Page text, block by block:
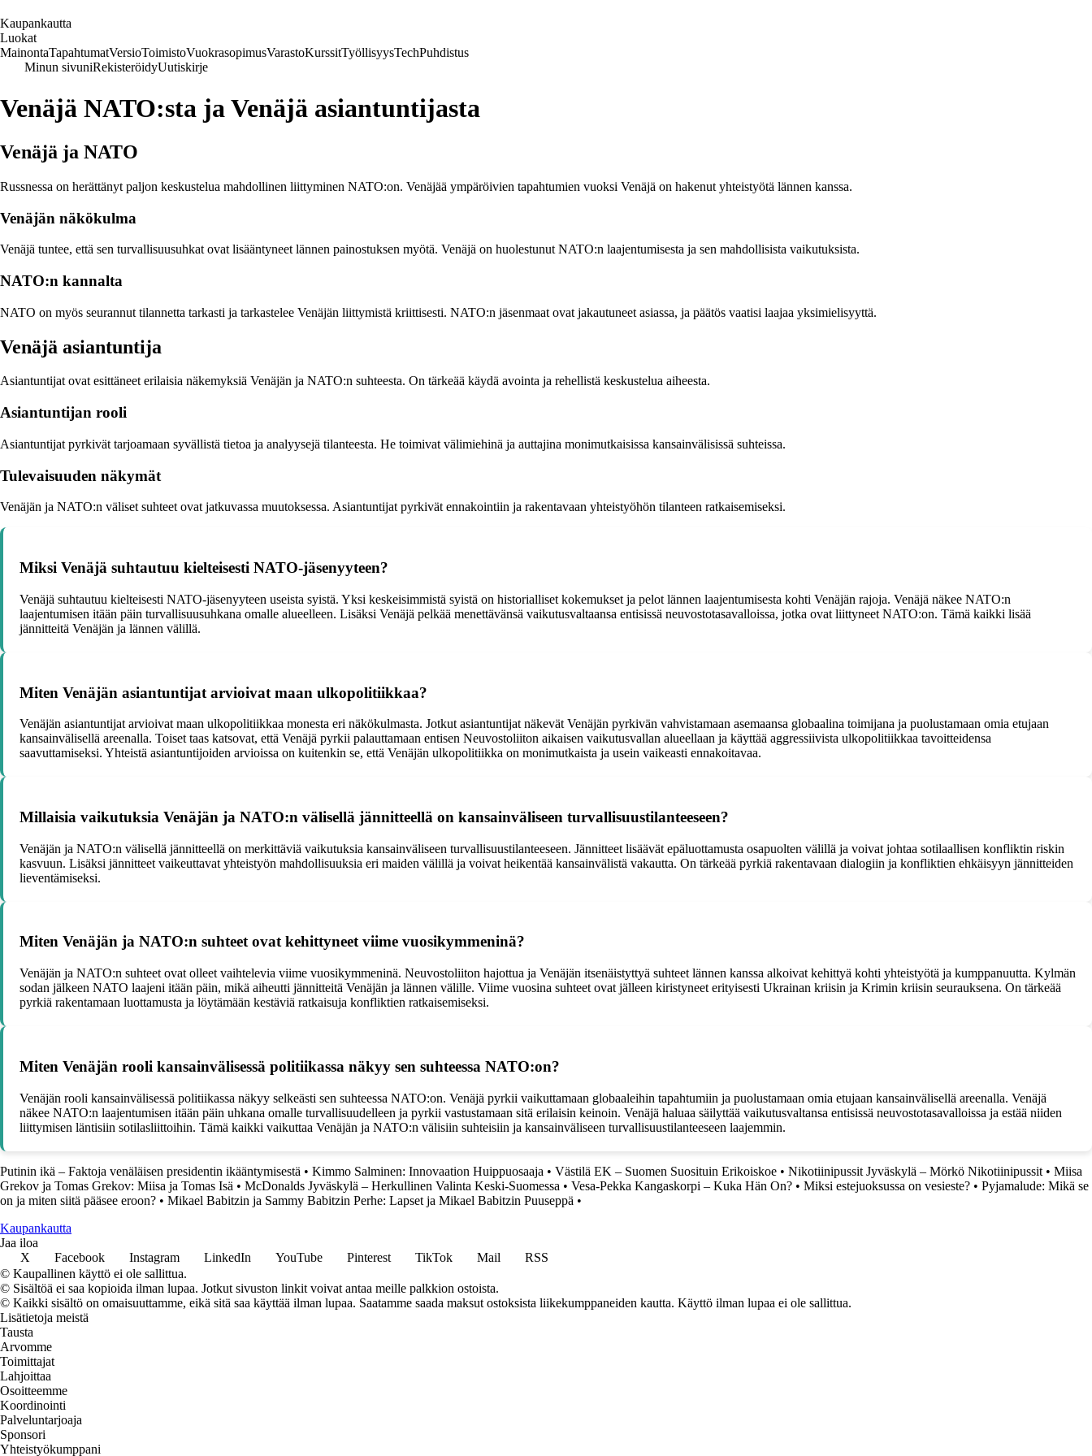
Kaupankautta
Luokat
MainontaTapahtumatVersioToimistoVuokrasopimusVarastoKurssitTyöllisyysTechPuhdistus
Minun sivuniRekisteröidyUutiskirje
Venäjä NATO:sta ja Venäjä asiantuntijasta
Venäjä ja NATO
Russnessa on herättänyt paljon keskustelua mahdollinen liittyminen NATO:on. Venäjää ympäröivien tapahtumien vuoksi Venäjä on hakenut yhteistyötä lännen kanssa.
Venäjän näkökulma
Venäjä tuntee, että sen turvallisuusuhkat ovat lisääntyneet lännen painostuksen myötä. Venäjä on huolestunut NATO:n laajentumisesta ja sen mahdollisista vaikutuksista.
NATO:n kannalta
NATO on myös seurannut tilannetta tarkasti ja tarkastelee Venäjän liittymistä kriittisesti. NATO:n jäsenmaat ovat jakautuneet asiassa, ja päätös vaatisi laajaa yksimielisyyttä.
Venäjä asiantuntija
Asiantuntijat ovat esittäneet erilaisia näkemyksiä Venäjän ja NATO:n suhteesta. On tärkeää käydä avointa ja rehellistä keskustelua aiheesta.
Asiantuntijan rooli
Asiantuntijat pyrkivät tarjoamaan syvällistä tietoa ja analyysejä tilanteesta. He toimivat välimiehinä ja auttajina monimutkaisissa kansainvälisissä suhteissa.
Tulevaisuuden näkymät
Venäjän ja NATO:n väliset suhteet ovat jatkuvassa muutoksessa. Asiantuntijat pyrkivät ennakointiin ja rakentavaan yhteistyöhön tilanteen ratkaisemiseksi.
Miksi Venäjä suhtautuu kielteisesti NATO-jäsenyyteen?
Venäjä suhtautuu kielteisesti NATO-jäsenyyteen useista syistä. Yksi keskeisimmistä syistä on historialliset kokemukset ja pelot lännen laajentumisesta kohti Venäjän rajoja. Venäjä näkee NATO:n
laajentumisen itään päin turvallisuusuhkana omalle alueelleen. Lisäksi Venäjä pelkää menettävänsä vaikutusvaltaansa entisissä neuvostotasavalloissa, jotka ovat liittyneet NATO:on. Tämä kaikki lisää
jännitteitä Venäjän ja lännen välillä.
Miten Venäjän asiantuntijat arvioivat maan ulkopolitiikkaa?
Venäjän asiantuntijat arvioivat maan ulkopolitiikkaa monesta eri näkökulmasta. Jotkut asiantuntijat näkevät Venäjän pyrkivän vahvistamaan asemaansa globaalina toimijana ja puolustamaan omia etujaan
kansainvälisellä areenalla. Toiset taas katsovat, että Venäjä pyrkii palauttamaan entisen Neuvostoliiton aikaisen vaikutusvallan alueellaan ja käyttää aggressiivista ulkopolitiikkaa tavoitteidensa
saavuttamiseksi. Yhteistä asiantuntijoiden arvioissa on kuitenkin se, että Venäjän ulkopolitiikka on monimutkaista ja usein vaikeasti ennakoitavaa.
Millaisia vaikutuksia Venäjän ja NATO:n välisellä jännitteellä on kansainväliseen turvallisuustilanteeseen?
Venäjän ja NATO:n välisellä jännitteellä on merkittäviä vaikutuksia kansainväliseen turvallisuustilanteeseen. Jännitteet lisäävät epäluottamusta osapuolten välillä ja voivat johtaa sotilaallisen konfliktin riskin
kasvuun. Lisäksi jännitteet vaikeuttavat yhteistyön mahdollisuuksia eri maiden välillä ja voivat heikentää kansainvälistä vakautta. On tärkeää pyrkiä rakentavaan dialogiin ja konfliktien ehkäisyyn jännitteiden
lieventämiseksi.
Miten Venäjän ja NATO:n suhteet ovat kehittyneet viime vuosikymmeninä?
Venäjän ja NATO:n suhteet ovat olleet vaihtelevia viime vuosikymmeninä. Neuvostoliiton hajottua ja Venäjän itsenäistyttyä suhteet lännen kanssa alkoivat kehittyä kohti yhteistyötä ja kumppanuutta. Kylmän
sodan jälkeen NATO laajeni itään päin, mikä aiheutti jännitteitä Venäjän ja lännen välille. Viime vuosina suhteet ovat jälleen kiristyneet erityisesti Ukrainan kriisin ja Krimin kriisin seurauksena. On tärkeää
pyrkiä rakentamaan luottamusta ja löytämään kestäviä ratkaisuja konfliktien ratkaisemiseksi.
Miten Venäjän rooli kansainvälisessä politiikassa näkyy sen suhteessa NATO:on?
Venäjän rooli kansainvälisessä politiikassa näkyy selkeästi sen suhteessa NATO:on. Venäjä pyrkii vaikuttamaan globaaleihin tapahtumiin ja puolustamaan omia etujaan kansainvälisellä areenalla. Venäjä
näkee NATO:n laajentumisen itään päin uhkana omalle turvallisuudelleen ja pyrkii vastustamaan sitä erilaisin keinoin. Venäjä haluaa säilyttää vaikutusvaltansa entisissä neuvostotasavalloissa ja estää niiden
liittymisen läntisiin sotilasliittoihin. Tämä kaikki vaikuttaa Venäjän ja NATO:n välisiin suhteisiin ja kansainväliseen turvallisuustilanteeseen laajemmin.
Putinin ikä – Faktoja venäläisen presidentin ikääntymisestä • Kimmo Salminen: Innovaation Huippuosaaja • Västilä EK – Suomen Suosituin Erikoiskoe • Nikotiinipussit Jyväskylä – Mörkö Nikotiinipussit • Miisa
Grekov ja Tomas Grekov: Miisa ja Tomas Isä • McDonalds Jyväskylä – Herkullinen Valinta Keski-Suomessa • Vesa-Pekka Kangaskorpi – Kuka Hän On? • Miksi estejuoksussa on vesieste? • Pyjamalude: Mikä se
on ja miten siitä pääsee eroon? • Mikael Babitzin ja Sammy Babitzin Perhe: Lapset ja Mikael Babitzin Puuseppä •
Kaupankautta
Jaa iloa
X
Facebook Instagram LinkedIn YouTube Pinterest TikTok Mail
RSS
© Kaupallinen käyttö ei ole sallittua.
© Sisältöä ei saa kopioida ilman lupaa. Jotkut sivuston linkit voivat antaa meille palkkion ostoista.
© Kaikki sisältö on omaisuuttamme, eikä sitä saa käyttää ilman lupaa. Saatamme saada maksut ostoksista liikekumppaneiden kautta. Käyttö ilman lupaa ei ole sallittua.
Lisätietoja meistä
Tausta
Arvomme
Toimittajat
Lahjoittaa
Osoitteemme
Koordinointi
Palveluntarjoaja
Sponsori
Yhteistyökumppani